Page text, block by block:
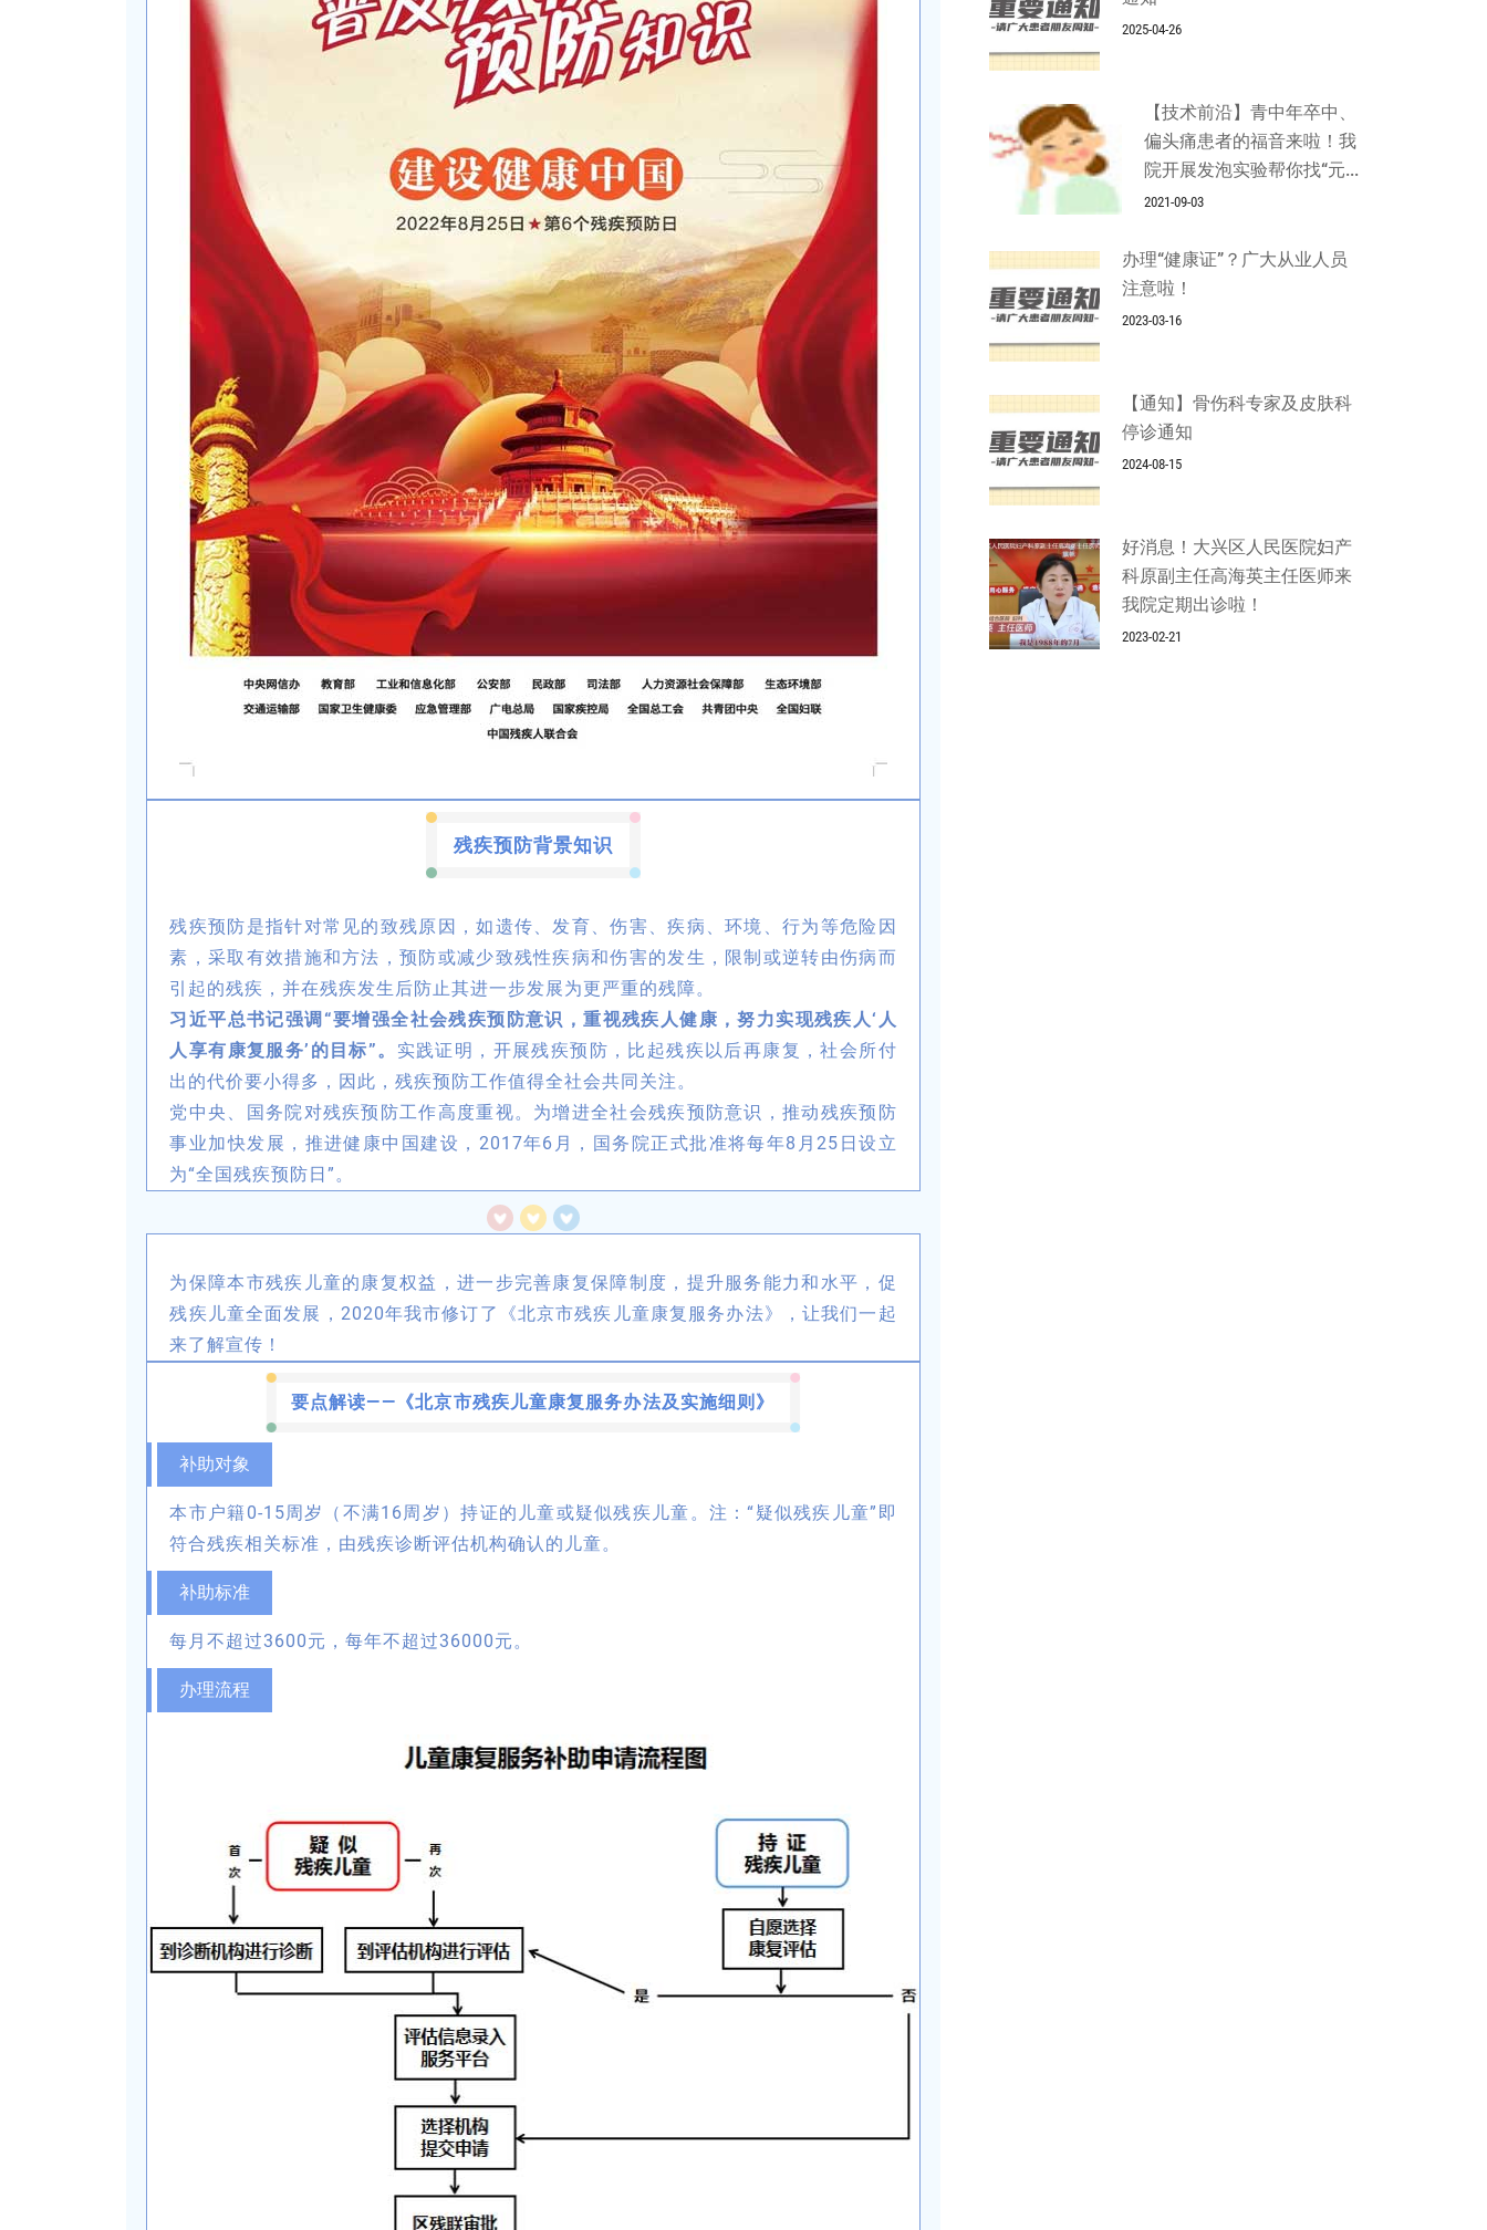
残疾预防背景知识
残疾预防是指针对常见的致残原因，如遗传、发育、伤害、疾病、环境、行为等危险因
素，采取有效措施和方法，预防或减少致残性疾病和伤害的发生，限制或逆转由伤病而
引起的残疾，并在残疾发生后防止其进一步发展为更严重的残障。
习近平总书记强调“要增强全社会残疾预防意识，重视残疾人健康，努力实现残疾人‘人
人享有康复服务’的目标”。 实践证明，开展残疾预防，比起残疾以后再康复，社会所付
出的代价要小得多，因此，残疾预防工作值得全社会共同关注。
党中央、国务院对残疾预防工作高度重视。为增进全社会残疾预防意识，推动残疾预防
事业加快发展，推进健康中国建设，2017年6月，国务院正式批准将每年8月25日设立
为“全国残疾预防日”。
为保障本市残疾儿童的康复权益，进一步完善康复保障制度，提升服务能力和水平，促
残疾儿童全面发展，2020年我市修订了《北京市残疾儿童康复服务办法》，让我们一起
来了解宣传！
要点解读——《北京市残疾儿童康复服务办法及实施细则》
补助对象
本市户籍0-15周岁（不满16周岁）持证的儿童或疑似残疾儿童。注：“疑似残疾儿童”即
符合残疾相关标准，由残疾诊断评估机构确认的儿童。
补助标准
每月不超过3600元，每年不超过36000元。
办理流程
2025-04-26
【技术前沿】青中年卒中、
偏头痛患者的福音来啦！我
院开展发泡实验帮你找“元...
2021-09-03
办理“健康证”？广大从业人员
注意啦！
2023-03-16
【通知】骨伤科专家及皮肤科
停诊通知
2024-08-15
好消息！大兴区人民医院妇产
科原副主任高海英主任医师来
我院定期出诊啦！
2023-02-21